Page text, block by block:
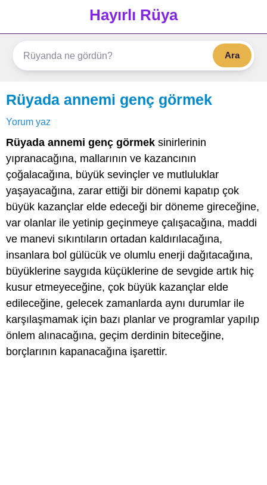
Hayırlı Rüya
Ara
Rüyada annemi genç görmek
Yorum yaz
Rüyada annemi genç görmek sinirlerinin
yıpranacağına, mallarının ve kazancının
çoğalacağına, büyük sevinçler ve mutluluklar
yaşayacağına, zarar ettiği bir dönemi kapatıp çok
büyük kazançlar elde edeceği bir döneme gireceğine,
var olanlar ile yetinip geçinmeye çalışacağına, maddi
ve manevi sıkıntıların ortadan kaldırılacağına,
insanlara bol gülücük ve olumlu enerji dağıtacağına,
büyüklerine saygıda küçüklerine de sevgide artık hiç
kusur etmeyeceğine, çok büyük kazançlar elde
edileceğine, gelecek zamanlarda aynı durumlar ile
karşılaşmamak için bazı planlar ve programlar yapılıp
önlem alınacağına, geçim derdinin biteceğine,
borçlarının kapanacağına işarettir.